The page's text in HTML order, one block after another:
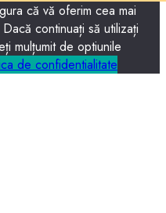
că vă oferim cea mai
continuați să utilizați
mulțumit de optiunile
de confidentialitate